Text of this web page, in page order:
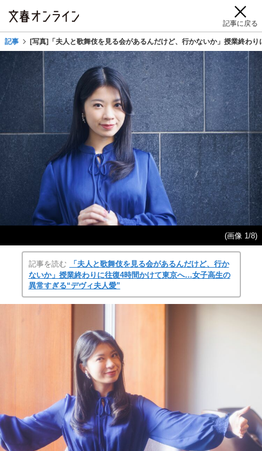
記事に戻る
記事 [写真]「夫人と歌舞伎を見る会があるんだけど、行かないか」授業終わ
(画像 1/8)
記事を読む
「夫人と歌舞伎を見る会があるんだけど、行か
ないか」授業終わりに往復4時間かけて東京へ…女子高生の
異常すぎる“デヴィ夫人愛”